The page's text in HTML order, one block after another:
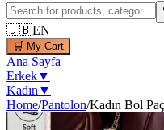
🇬🇧EN
🛒 My Cart
Ana Sayfa
Erkek▼
Kadın ▼
Home/Pantolon/Kadın Bol